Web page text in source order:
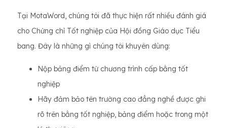
Tại MotaWord, chúng tôi đã thực hiện rất nhiều đánh giá
cho Chứng chỉ Tốt nghiệp của Hội đồng Giáo dục Tiểu
bang. Đây là những gì chúng tôi khuyên dùng:
Nộp bảng điểm từ chương trình cấp bằng tốt
nghiệp
Hãy đảm bảo tên trường cao đẳng nghề được ghi
rõ trên bằng tốt nghiệp, bảng điểm hoặc trong một